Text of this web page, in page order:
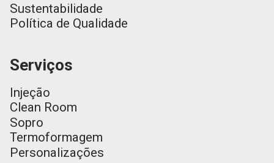
Sustentabilidade
Política de Qualidade
Serviços
Injeção
Clean Room
Sopro
Termoformagem
Personalizações